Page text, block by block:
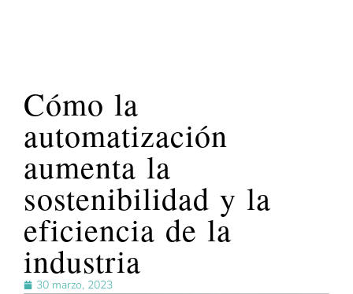
Cómo la
automatización
aumenta la
sostenibilidad y la
eficiencia de la
industria
30 marzo, 2023